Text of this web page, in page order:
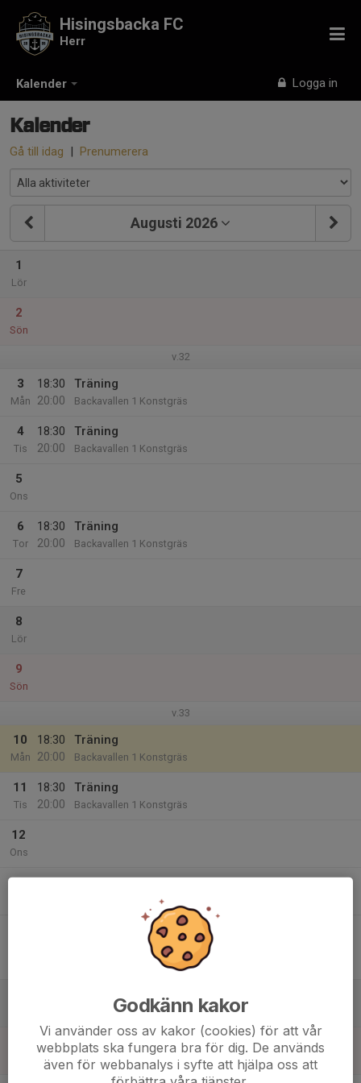
Kalender Logga in
Hisingsbacka FC
Herr
Kalender
Gå till idag | Prenumerera
Augusti 2026
1
Lör
2
Sön
v.32
3
Mån
18:30
20:00
Träning
Backavallen 1 Konstgräs
4
Tis
18:30
20:00
Träning
Backavallen 1 Konstgräs
5
Ons
6
Tor
18:30
20:00
Träning
Backavallen 1 Konstgräs
7
Fre
8
Lör
9
Sön
v.33
10
Mån
18:30
20:00
Träning
Backavallen 1 Konstgräs
11
Tis
18:30
20:00
Träning
Backavallen 1 Konstgräs
12
Ons
13
18:30
Träning
Backavallen 1 Konstgräs
Match mot Kareby IS
Backavallen 1 Konstgräs
Godkänn kakor
Vi använder oss av kakor (cookies) för att vår
webbplats ska fungera bra för dig. De används
även för webbanalys i syfte att hjälpa oss att